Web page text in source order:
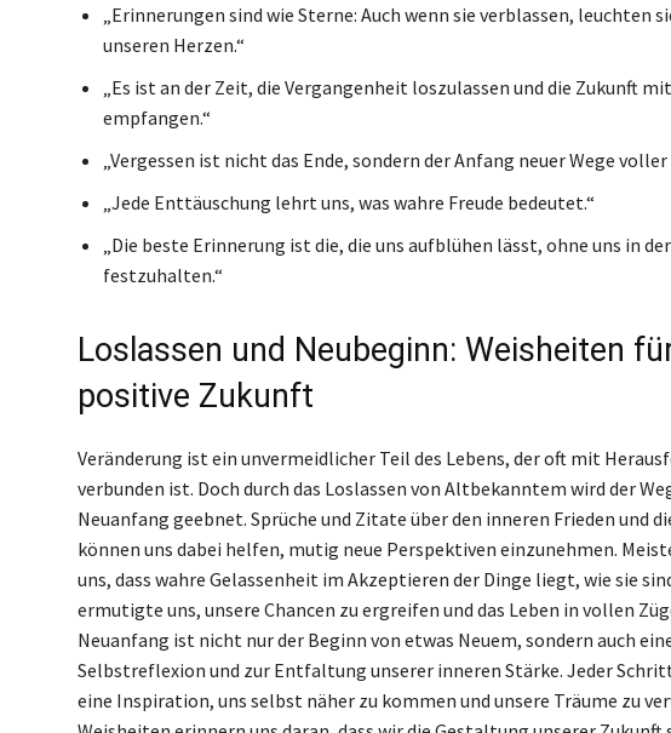
„Erinnerungen sind wie Sterne: Auch wenn sie verblassen, leuchten
unseren Herzen.“
„Es ist an der Zeit, die Vergangenheit loszulassen und die Zukunft
empfangen.“
„Vergessen ist nicht das Ende, sondern der Anfang neuer Wege
„Jede Enttäuschung lehrt uns, was wahre Freude bedeutet.“
„Die beste Erinnerung ist die, die uns aufblühen lässt, ohne uns in
festzuhalten.“
Loslassen und Neubeginn: Weisheiten
positive Zukunft
Veränderung ist ein unvermeidlicher Teil des Lebens, der oft mit
verbunden ist. Doch durch das Loslassen von Altbekanntem wird der
Neuanfang geebnet. Sprüche und Zitate über den inneren Frieden und
können uns dabei helfen, mutig neue Perspektiven einzunehmen.
uns, dass wahre Gelassenheit im Akzeptieren der Dinge liegt, wie sie
ermutigte uns, unsere Chancen zu ergreifen und das Leben in vollen
Neuanfang ist nicht nur der Beginn von etwas Neuem, sondern auch
Selbstreflexion und zur Entfaltung unserer inneren Stärke. Jeder
eine Inspiration, uns selbst näher zu kommen und unsere Träume zu